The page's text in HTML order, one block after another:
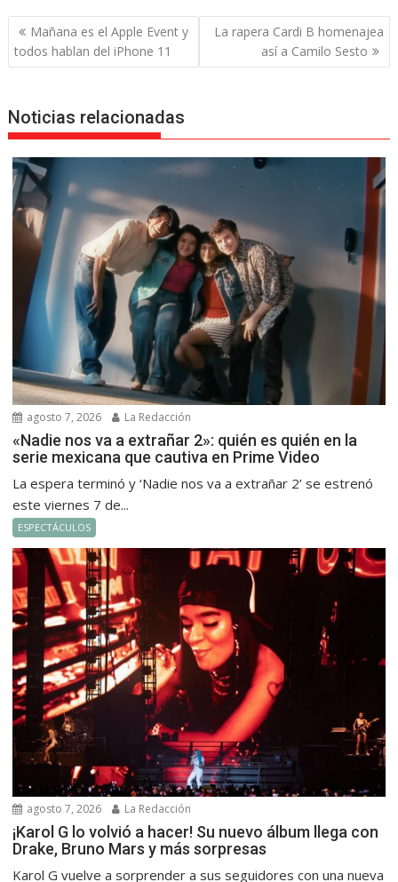
Navegación
de
entradas
Mañana es el Apple Event y
todos hablan del iPhone 11
La rapera Cardi B homenajea
así a Camilo Sesto
Noticias relacionadas
agosto 7, 2026 La Redacción
«Nadie nos va a extrañar 2»: quién es quién en la
serie mexicana que cautiva en Prime Video
La espera terminó y ‘Nadie nos va a extrañar 2’ se estrenó
este viernes 7 de...
ESPECTÁCULOS
agosto 7, 2026 La Redacción
¡Karol G lo volvió a hacer! Su nuevo álbum llega con
Drake, Bruno Mars y más sorpresas
Karol G vuelve a sorprender a sus seguidores con una nueva